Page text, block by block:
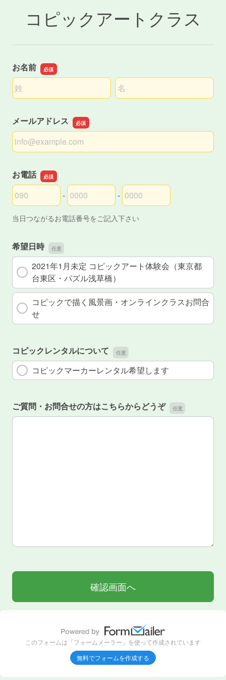
コピックアートクラス
お名前
名前の姓
名前の名
メールアドレス
メールアドレス
お電話
お電話の市外局番
-
お電話の市内局番 -
お電話の加入者番号
当日つながるお電話番号をご記入下さい
希望日時
2021年1月未定 コピックアート体験会（東京都
台東区・パズル浅草橋）
コピックで描く風景画・オンラインクラスお問合
せ
コピックレンタルについて
コピックマーカーレンタル希望します
ご質問・お問合せの方はこちらからどうぞ
ご質問・お問合せの方はこちらからどうぞ
このフォームは「フォームメーラー」を使って作成されています
無料でフォームを作成する